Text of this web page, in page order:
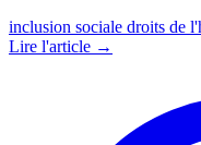
inclusion sociale droits de
Lire l'article →